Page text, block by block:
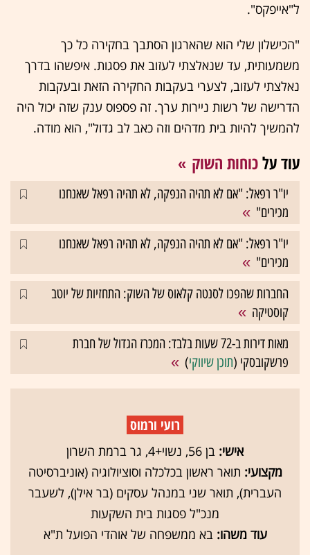
ל"אייפקס".
"הכישלון שלי הוא שהארגון הסתבך בחקירה כל כך
משמעותית, עד שנאלצתי לעזוב את פסגות. איפשהו בדרך
נאלצתי לעזוב, לצערי בעקבות החקירה הזאת ובעקבות
הדרישה של רשות ניירות ערך. זה פספוס ענק שזה יכול היה
להמשיך להיות בית מדהים וזה כאב לב גדול", הוא מודה.
עוד עלכוחות השוק
יו"ר רפאל: "אם לא תהיה הנפקה, לא תהיה רפאל שאנחנו
מכירים"
יו"ר רפאל: "אם לא תהיה הנפקה, לא תהיה רפאל שאנחנו
מכירים"
החברות שהפכו לסנטה קלאוס של השוק: התחזיות של יוטב
קוסטיקה
מאות דירות ב-72 שעות בלבד: המכרז הגדול של חברת
פרשקובסקי (תוכן שיווקי)
רועי ורמוס
אישי: בן 56, נשוי+4, גר ברמת השרון
מקצועי: תואר ראשון בכלכלה וסוציולוגיה (אוניברסיטה
העברית), תואר שני במנהל עסקים (בר אילן), לשעבר
מנכ"ל פסגות בית השקעות
עוד משהו: בא ממשפחה של אוהדי הפועל ת"א